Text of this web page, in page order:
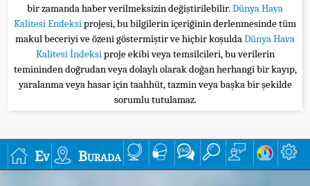
bir zamanda haber verilmeksizin değiştirilebilir.Dünya Hava
Kalitesi Endeksiprojesi, bu bilgilerin içeriğinin derlenmesinde tüm
makul beceriyi ve özeni göstermiştir ve hiçbir koşuldaDünya Hava
Kalitesi İndeksiproje ekibi veya temsilcileri, bu verilerin
temininden doğrudan veya dolaylı olarak doğan herhangi bir kayıp,
yaralanma veya hasar için taahhüt, tazmin veya başka bir şekilde
sorumlu tutulamaz.
Ev Burada